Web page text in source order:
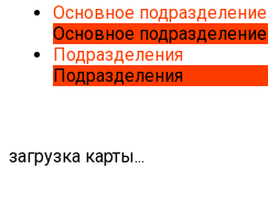
Основное подразделение
Основное подразделение
Подразделения
Подразделения
загрузка карты...